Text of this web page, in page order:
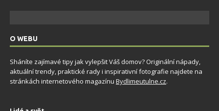
O WEBU
Sháníte zajímavé tipy jak vylepšit Váš domov? Originální nápady,
aktuální trendy, praktické rady i inspirativní fotografie najdete na
stránkách internetového magazínu Bydlimeutulne.cz.